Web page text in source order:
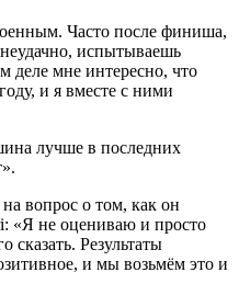
Часто после финиша,
испытываешь
деле мне интересно, что
и я вместе с ними
лучше в последних
вопрос о том, как он
«Я не оцениваю и просто
сказать. Результаты
и мы возьмём это и